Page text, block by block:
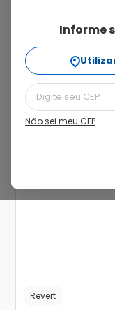
Informe
Não sei meu CEP
Ordenar Por
relevância
Revert